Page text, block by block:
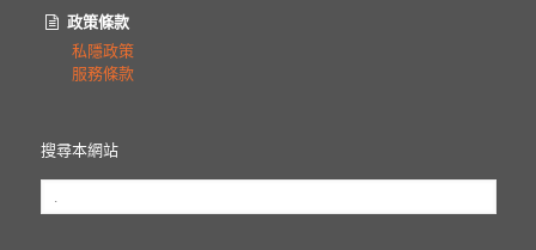
政策條款
私隱政策
服務條款
搜尋本網站